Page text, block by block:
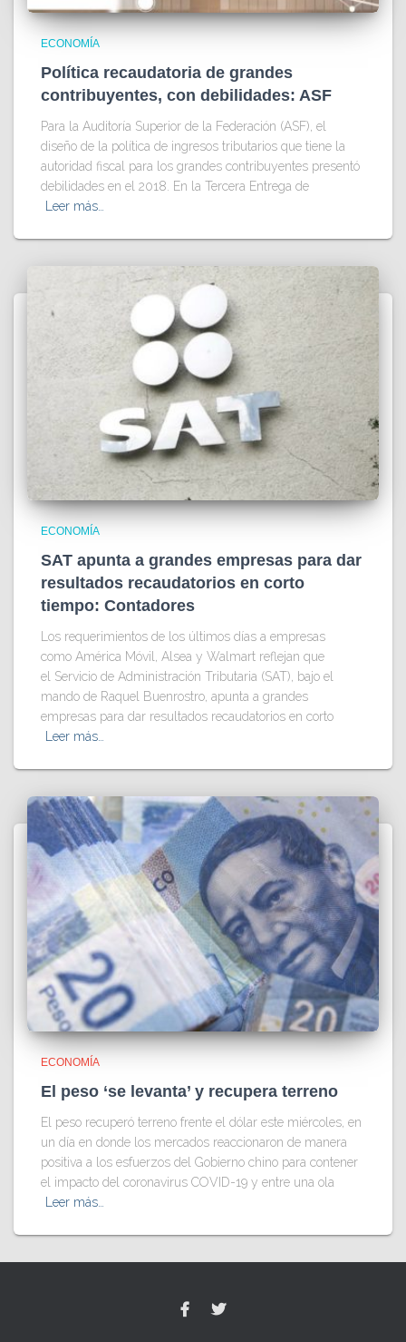
ECONOMÍA
Política recaudatoria de grandes
contribuyentes, con debilidades: ASF
Para la Auditoría Superior de la Federación (ASF), el
diseño de la política de ingresos tributarios que tiene la
autoridad fiscal para los grandes contribuyentes presentó
debilidades en el 2018. En la Tercera Entrega de
Leer más…
ECONOMÍA
SAT apunta a grandes empresas para dar
resultados recaudatorios en corto
tiempo: Contadores
Los requerimientos de los últimos días a empresas
como América Móvil, Alsea y Walmart reflejan que
el Servicio de Administración Tributaria (SAT), bajo el
mando de Raquel Buenrostro, apunta a grandes
empresas para dar resultados recaudatorios en corto
Leer más…
ECONOMÍA
El peso ‘se levanta’ y recupera terreno
El peso recuperó terreno frente el dólar este miércoles, en
un día en donde los mercados reaccionaron de manera
positiva a los esfuerzos del Gobierno chino para contener
el impacto del coronavirus COVID-19 y entre una ola
Leer más…